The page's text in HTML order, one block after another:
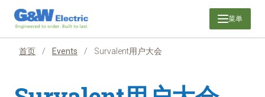
内
菜单
首页 / Events / Survalent用户大会